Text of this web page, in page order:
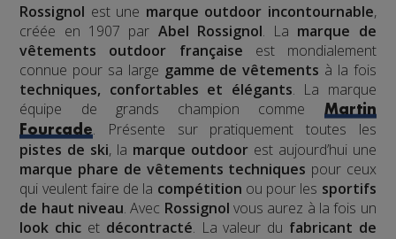
Rossignol est une marque outdoor incontournable,
créée en 1907 par Abel Rossignol. La marque de
vêtements outdoor française est mondialement
connue pour sa large gamme de vêtements à la fois
techniques, confortables et élégants. La marque
équipe de grands champion comme
Martin
Fourcade. Présente sur pratiquement toutes les
pistes de ski, la marque outdoorest aujourd’hui une
marque phare de vêtements techniques pour ceux
qui veulent faire de la compétition ou pour les sportifs
de haut niveau. Avec Rossignol vous aurez à la fois un
look chic etdécontracté. La valeur du fabricant de